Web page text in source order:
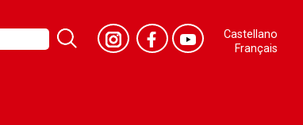
Castellano
Français